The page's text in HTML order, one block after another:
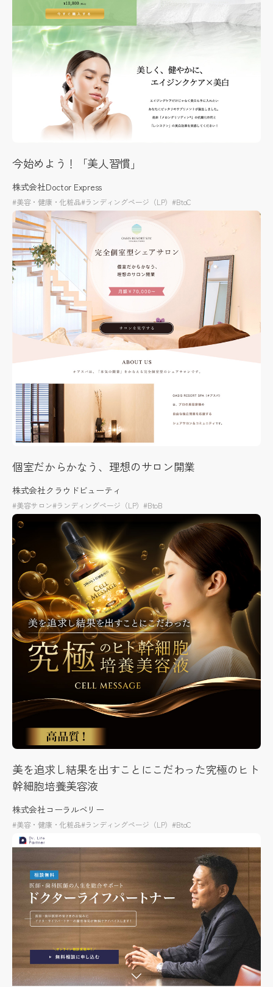
今始めよう！「美人習慣」
株式会社Doctor Express
#美容・健康・化粧品#ランディングページ（LP）#BtoC
個室だからかなう、理想のサロン開業
株式会社クラウドビューティ
#美容サロン#ランディングページ（LP）#BtoB
美を追求し結果を出すことにこだわった究極のヒト
幹細胞培養美容液
株式会社コーラルベリー
#美容・健康・化粧品#ランディングページ（LP）#BtoC